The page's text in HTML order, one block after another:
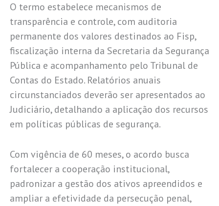
O termo estabelece mecanismos de
transparência e controle, com auditoria
permanente dos valores destinados ao Fisp,
fiscalização interna da Secretaria da Segurança
Pública e acompanhamento pelo Tribunal de
Contas do Estado. Relatórios anuais
circunstanciados deverão ser apresentados ao
Judiciário, detalhando a aplicação dos recursos
em políticas públicas de segurança.
Com vigência de 60 meses, o acordo busca
fortalecer a cooperação institucional,
padronizar a gestão dos ativos apreendidos e
ampliar a efetividade da persecução penal,